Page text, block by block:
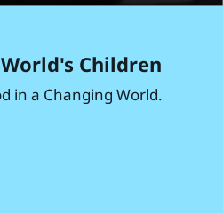
Children
in a Changing World.